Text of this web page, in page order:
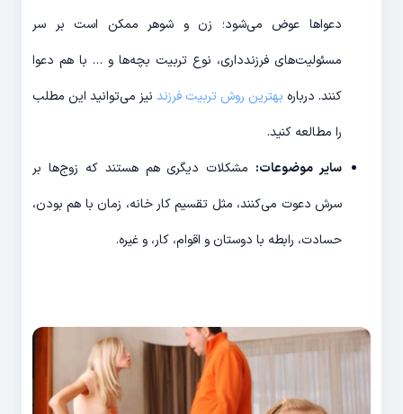
دعواها عوض می‌شود؛ زن و شوهر ممکن است بر سر
مسئولیت‌های فرزندداری، نوع تربیت بچه‌ها و … با هم دعوا
کنند. درباره بهترین روش تربیت فرزند نیز می‌توانید این مطلب
را مطالعه کنید.
سایر موضوعات: مشکلات دیگری هم هستند که زوج‌ها بر
سرش دعوت می‌کنند، مثل تقسیم کار خانه، زمان با هم بودن،
حسادت، رابطه با دوستان و اقوام، کار، و غیره.